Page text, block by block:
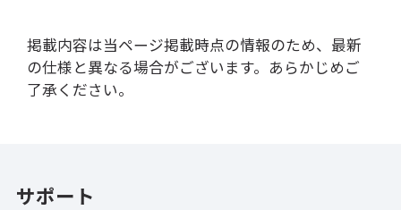
掲載内容は当ページ掲載時点の情報のため、最新
の仕様と異なる場合がございます。あらかじめご
了承ください。
サポート